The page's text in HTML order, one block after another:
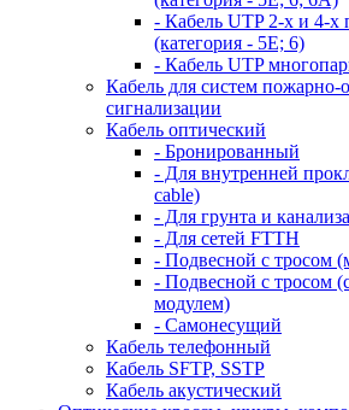
- Кабель UTP 2-х и 4-
(категория - 5Е; 6)
- Кабель UTP
Кабель для систем пожарно-
сигнализации
Кабель оптический
- Бронированный
- Для внутренней
cable)
- Для грунта и
- Для сетей FTTH
- Подвесной с тросом
- Подвесной с тросом
модулем)
- Самонесущий
Кабель телефонный
Кабель SFTP, SSTP
Кабель акустический